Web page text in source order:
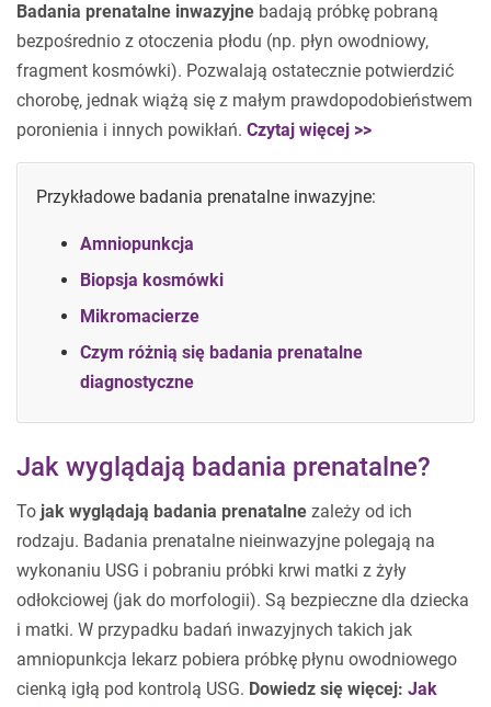
Badania prenatalne inwazyjne badają próbkę pobraną
bezpośrednio z otoczenia płodu (np. płyn owodniowy,
fragment kosmówki). Pozwalają ostatecznie potwierdzić
chorobę, jednak wiążą się z małym prawdopodobieństwem
poronienia i innych powikłań. Czytaj więcej >>
Przykładowe badania prenatalne inwazyjne:
Amniopunkcja
Biopsja kosmówki
Mikromacierze
Czym różnią się badania prenatalne
diagnostyczne
Jak wyglądają badania prenatalne?
To jak wyglądają badania prenatalne zależy od ich
rodzaju. Badania prenatalne nieinwazyjne polegają na
wykonaniu USG i pobraniu próbki krwi matki z żyły
odłokciowej (jak do morfologii). Są bezpieczne dla dziecka
i matki. W przypadku badań inwazyjnych takich jak
amniopunkcja lekarz pobiera próbkę płynu owodniowego
cienką igłą pod kontrolą USG. Dowiedz się więcej: Jak